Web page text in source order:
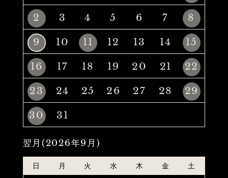
2
3 4 5 6 7
8
9
10 11 12 13 14
15
16
17 18 19 20 21
22
23
24 25 26 27 28
29
30
31
翌月(2026年9月)
日 月 火 水 木 金 土